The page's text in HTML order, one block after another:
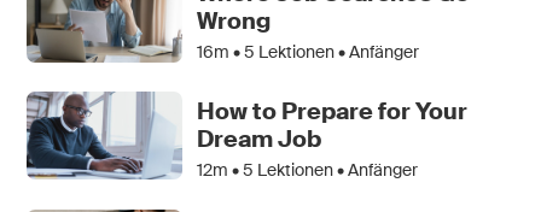
Wrong
16m •5 Lektionen • Anfänger
How to Prepare for Your
Dream Job
12m •5 Lektionen • Anfänger